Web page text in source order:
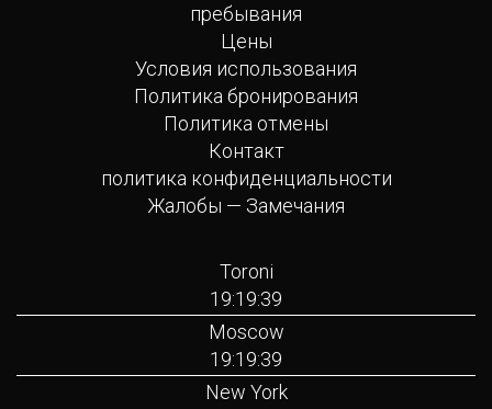
пребывания
Цены
Условия использования
Политика бронирования
Политика отмены
Контакт
политика конфиденциальности
Жалобы — Замечания
Toroni
19:19:39
Moscow
19:19:39
New York